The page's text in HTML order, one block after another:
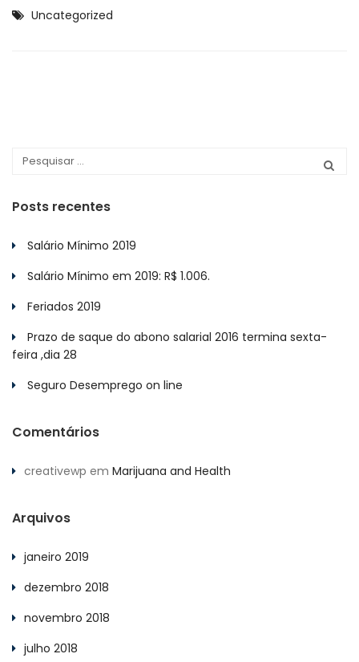
Uncategorized
Posts recentes
Salário Mínimo 2019
Salário Mínimo em 2019: R$ 1.006.
Feriados 2019
Prazo de saque do abono salarial 2016 termina sexta-
feira ,dia 28
Seguro Desemprego on line
Comentários
creativewp em Marijuana and Health
Arquivos
janeiro 2019
dezembro 2018
novembro 2018
julho 2018